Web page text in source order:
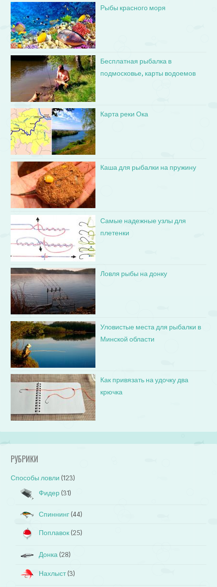
Рыбы красного моря
Бесплатная рыбалка в
подмосковье, карты водоемов
Карта реки Ока
Каша для рыбалки на пружину
Самые надежные узлы для
плетенки
Ловля рыбы на донку
Уловистые места для рыбалки в
Минской области
Как привязать на удочку два
крючка
РУБРИКИ
Способы ловли (123)
Фидер (31)
Спиннинг (44)
Поплавок (25)
Донка (28)
Нахлыст(3)